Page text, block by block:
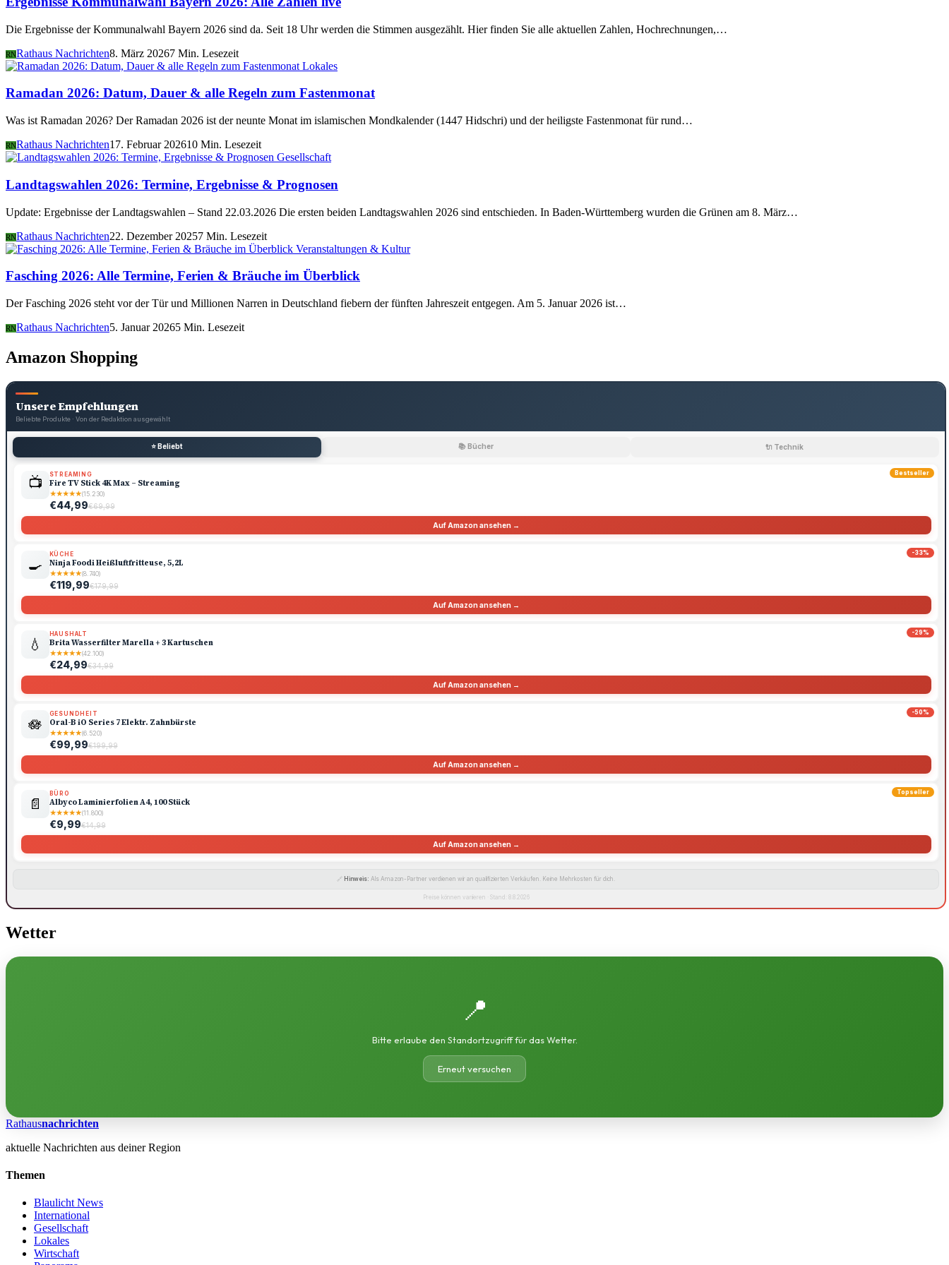
Die Ergebnisse der Kommunalwahl Bayern 2026 sind da. Seit 18 Uhr werden die Stimmen ausgezählt. Hier finden Sie alle aktuellen Zahlen, Hochrechnungen,…
RNRathaus Nachrichten8. März 20267 Min. Lesezeit
Lokales
Ramadan 2026: Datum, Dauer & alle Regeln zum Fastenmonat
Was ist Ramadan 2026? Der Ramadan 2026 ist der neunte Monat im islamischen Mondkalender (1447 Hidschri) und der heiligste Fastenmonat für rund…
RNRathaus Nachrichten17. Februar 202610 Min. Lesezeit
Gesellschaft
Landtagswahlen 2026: Termine, Ergebnisse & Prognosen
Update: Ergebnisse der Landtagswahlen – Stand 22.03.2026 Die ersten beiden Landtagswahlen 2026 sind entschieden. In Baden-Württemberg wurden die Grünen am 8. März…
RNRathaus Nachrichten22. Dezember 20257 Min. Lesezeit
Veranstaltungen & Kultur
Fasching 2026: Alle Termine, Ferien & Bräuche im Überblick
Der Fasching 2026 steht vor der Tür und Millionen Narren in Deutschland fiebern der fünften Jahreszeit entgegen. Am 5. Januar 2026 ist…
RNRathaus Nachrichten5. Januar 20265 Min. Lesezeit
Amazon Shopping
Unsere Empfehlungen
Beliebte Produkte · Von der Redaktion ausgewählt
⭐ Beliebt 📚 Bücher 🔌 Technik
Bestseller
📺 STREAMING
Fire TV Stick 4K Max – Streaming
★★★★★(15.230)
€44,99€69,99
Auf Amazon ansehen →
-33%
🍳
KÜCHE
Ninja Foodi Heißluftfritteuse, 5,2L
★★★★★(8.740)
€119,99€179,99
Auf Amazon ansehen →
-29%
💧
HAUSHALT
Brita Wasserfilter Marella + 3 Kartuschen
★★★★★(42.100)
€24,99€34,99
Auf Amazon ansehen →
-50%
🪷
GESUNDHEIT
Oral-B iO Series 7 Elektr. Zahnbürste
★★★★★(6.520)
€99,99€199,99
Auf Amazon ansehen →
Topseller
📄
BÜRO
Albyco Laminierfolien A4, 100 Stück
★★★★★(11.800)
€9,99€14,99
Auf Amazon ansehen →
🔗 Hinweis: Als Amazon-Partner verdienen wir an qualifizierten Verkäufen. Keine Mehrkosten für dich.
Preise können variieren · Stand: 8.8.2026
Wetter
📍
Bitte erlaube den Standortzugriff für das Wetter.
Erneut versuchen
Rathausnachrichten
aktuelle Nachrichten aus deiner Region
Themen
Blaulicht News
International
Gesellschaft
Lokales
Wirtschaft